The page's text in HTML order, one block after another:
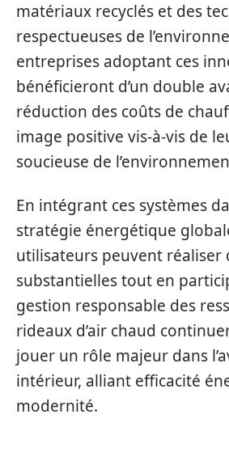
matériaux recyclés et des
respectueuses de
entreprises adoptant ces
bénéficieront d’un double
réduction des coûts de
image positive vis-à-vis de
soucieuse de
En intégrant ces systèmes
stratégie énergétique
utilisateurs peuvent réaliser
substantielles tout en
gestion responsable des
rideaux d’air chaud
jouer un rôle majeur dans
intérieur, alliant efficacité
modernité.